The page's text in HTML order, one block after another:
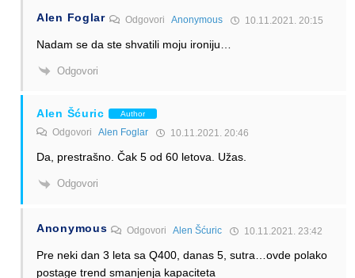
Alen Foglar Odgovori Anonymous 10.11.2021. 20:15
Nadam se da ste shvatili moju ironiju…
Odgovori
Alen Šćuric Author
Odgovori Alen Foglar 10.11.2021. 20:46
Da, prestrašno. Čak 5 od 60 letova. Užas.
Odgovori
Anonymous OdgovoriAlen Šćuric 10.11.2021. 23:42
Pre neki dan 3 leta sa Q400, danas 5, sutra…ovde polako
postage trend smanjenja kapaciteta